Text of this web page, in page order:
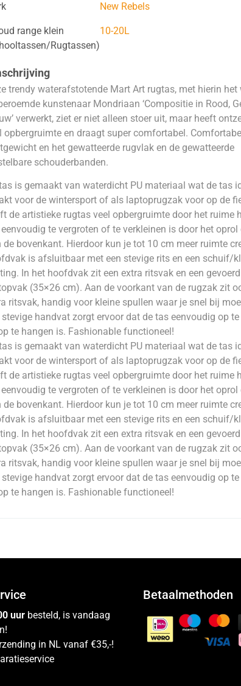
New Rebels
range klein
Rugtassen)
10-20L
trendy waterafstotende Mart Art rugtas, met hierin het
kunstenaar Mondriaan ‘Compositie in Rood,
verwerkt, ziet er niet alleen stoer uit, maar heeft
opbergruimte en draagt super comfortabel.
en het gewatteerde rugvlak en de gewatteerde
schouderbanden.
is gemaakt van waterdicht PU materiaal wat de tas
voor de wintersport of als laptoprugzak voor op de
de artistieke rugtas veel opbergruimte door het ruime
te vergroten of te verkleinen is door het oprol
de bovenkant. Hierdoor kun je tot 10 cm meer ruimte
is afsluitbaar met een stevige rits en een schuif/
In het hoofdvak zit een extra ritsvak en een gevoerd
(35×26 cm). Aan de voorkant van de rugzak zit
ritsvak, handig voor kleine spullen waar je snel bij
stevige handvat zorgt ervoor dat de tas eenvoudig op
te hangen is. Fashionable functioneel!
is gemaakt van waterdicht PU materiaal wat de tas
voor de wintersport of als laptoprugzak voor op de
de artistieke rugtas veel opbergruimte door het ruime
te vergroten of te verkleinen is door het oprol
de bovenkant. Hierdoor kun je tot 10 cm meer ruimte
is afsluitbaar met een stevige rits en een schuif/
In het hoofdvak zit een extra ritsvak en een gevoerd
(35×26 cm). Aan de voorkant van de rugzak zit
ritsvak, handig voor kleine spullen waar je snel bij
stevige handvat zorgt ervoor dat de tas eenvoudig op
te hangen is. Fashionable functioneel!
uur besteld, is vandaag
in NL vanaf €35,-!
Betaalmethoden